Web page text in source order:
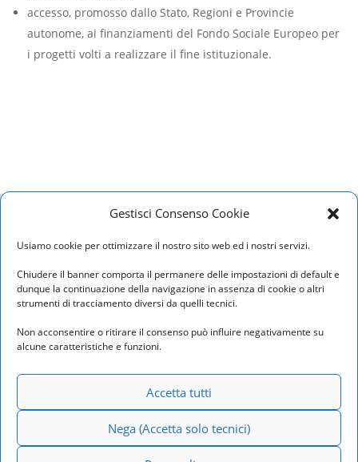
Gestisci Consenso Cookie
Usiamo cookie per ottimizzare il nostro sito web ed i nostri servizi.
Chiudere il banner comporta il permanere delle impostazioni di default e
dunque la continuazione della navigazione in assenza di cookie o altri
strumenti di tracciamento diversi da quelli tecnici.
Non acconsentire o ritirare il consenso può influire negativamente su
alcune caratteristiche e funzioni.
Accetta tutti
Nega (Accetta solo tecnici)
accesso, promosso dallo Stato, Regioni e Provincie
autonome, ai finanziamenti del Fondo Sociale Europeo per
i progetti volti a realizzare il fine istituzionale.
Privacy Policy Cookie Policy
Studio Lomonaco
Telefono: 06.37501164 – 06.3729346
E-mail:info@studiolomonaco.com
Pec: studiolomonaco@epec.it
Via Pasquale Leonardi Cattolica, 6 –
Via Francesco Arese, 7 – 20159